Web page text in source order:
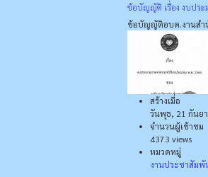
ข้อบัญญัติ เรื่อง งบปร
ข้อบัญญัติอบต.งานส
สร้างเมื่อ
วันพุธ, 21 กันย
จำนวนผู้เข้าชม
4373 views
หมวดหมู่
งานประชาสัมพั